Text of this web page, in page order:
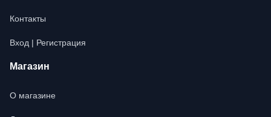
Контакты
Вход | Регистрация
Магазин
О магазине